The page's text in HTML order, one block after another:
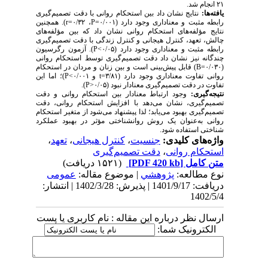
یافته‌­ها:نتایج نشان داد بین استحکام روانی با دقت تصمیم‌گیری
رابطه مثبت و معناداری وجود دارد (
r=۰/۳۲ ،P
=۰/۰۰۱). همچنین
نتایج مؤلفه‌های استحکام روانی نشان داد که بین مؤلفه‌های
چالش، تعهد، کنترل هیجانی و کنترل زندگی با دقت تصمیم‌گیری
رابطه مثبت و معناداری وجود دارد (۰/۰۵>
P). آزمون رگرسیون
چندگانه نیز نشان داد دقت تصمیم‌گیری توسط استحکام روانی
B) قابل پیش­‌بینی است و بین زنان و مردان در استحکام
روانی تفاوت معناداری وجود دارد (
t=۳/۸۱ و P<۰/۰۰۱)؛ اما این
تفاوت در دقت تصمیم‌گیری معنادار نبود (۰/۰۵<
P
).
نتیجه‌گیری:وجود ارتباط معنادار بین استحکام روانی و دقت
تصمیم‌گیری، نشان می‌دهد با افزایش استحکام روانی، دقت
تصمیم‌گیری بهبود می‌یابد؛ لذا پیشنهاد می‌شود از متغیر استحکام
روانی به‌عنوان یک روش روانشناختی مؤثر در بهبود عملکرد
شناختی استفاده شود.
واژه‌های کلیدی:جنسیت،کنترل هیجانی،تعهد،
استحکام روانی،دقت تصمیم‌گیری
متن کامل[PDF 420 kb]
نوع مطالعه:پژوهشي| موضوع مقاله:عمومى
دریافت: 1401/9/17 | پذیرش: 1402/3/28 | انتشار:
1402/5/4
ارسال نظر درباره این مقاله : نام کاربری یا پست
الکترونیک شما: